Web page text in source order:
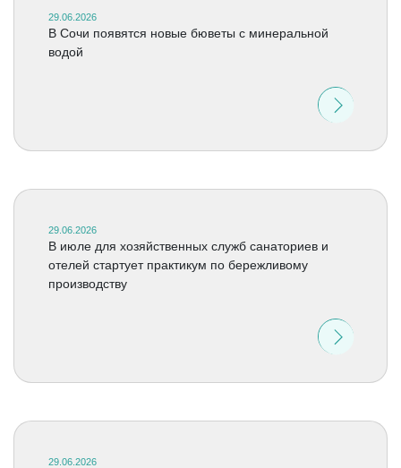
29.06.2026
В Сочи появятся новые бюветы с минеральной
водой
29.06.2026
В июле для хозяйственных служб санаториев и
отелей стартует практикум по бережливому
производству
29.06.2026